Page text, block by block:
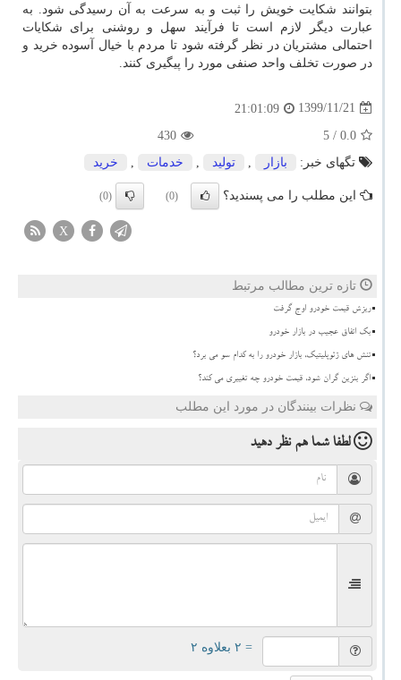
بتوانند شکایت خویش را ثبت و به سرعت به آن رسیدگی شود. به
عبارت دیگر لازم است تا فرآیند سهل و روشنی برای شکایات
احتمالی مشتریان در نظر گرفته شود تا مردم با خیال آسوده خرید و
در صورت تخلف واحد صنفی مورد را پیگیری کنند.
1399/11/21
21:01:09
0.0
/ 5
430
تگهای خبر:
بازار , تولید , خدمات , خرید
این مطلب را می پسندید؟ (0)
(0)
X
تازه ترین مطالب مرتبط
ریزش قیمت خودرو اوج گرفت
بک اتفاق عجیب در بازار خودرو
تنش های ژئوپلیتیک، بازار خودرو را به کدام سو می برد؟
اگر بنزین گران شود، قیمت خودرو چه تغییری می کند؟
نظرات بینندگان در مورد این مطلب
لطفا شما همنظر دهید
= ۲ بعلاوه ۲